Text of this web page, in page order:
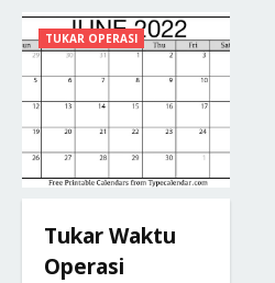
TUKAR OPERASI
Tukar Waktu
Operasi